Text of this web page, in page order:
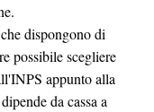
dispongono di
possibile scegliere
appunto alla
da cassa a